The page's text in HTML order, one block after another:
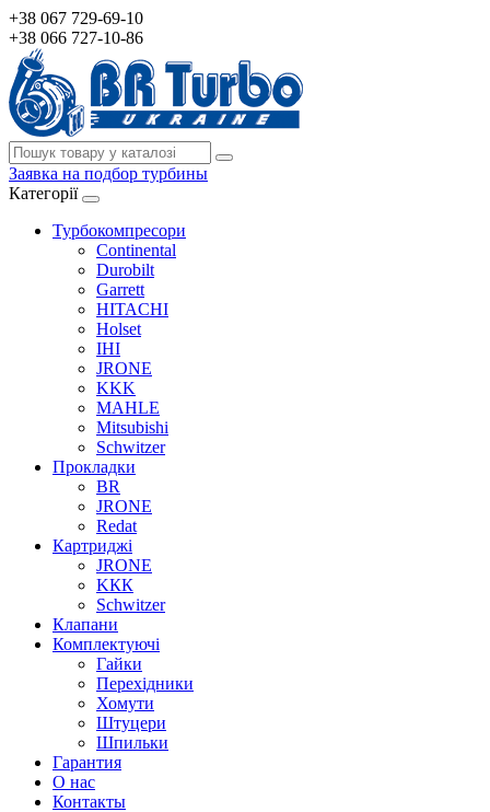
+38 067 729-69-10
+38 066 727-10-86
Заявка на подбор турбины
Категорії
Турбокомпресори
Continental
Durobilt
Garrett
HITACHI
Holset
IHI
JRONE
KKK
MAHLE
Mitsubishi
Schwitzer
Прокладки
BR
JRONE
Redat
Картриджі
JRONE
KКК
Schwitzer
Клапани
Комплектуючі
Гайки
Перехідники
Хомути
Штуцери
Шпильки
Гарантия
О нас
Контакты